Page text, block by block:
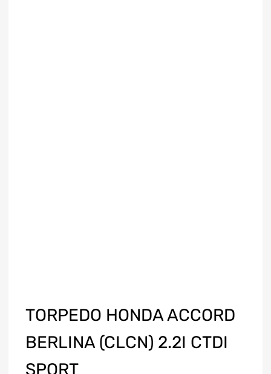
TORPEDO HONDA ACCORD
BERLINA (CLCN) 2.2I CTDI
SPORT